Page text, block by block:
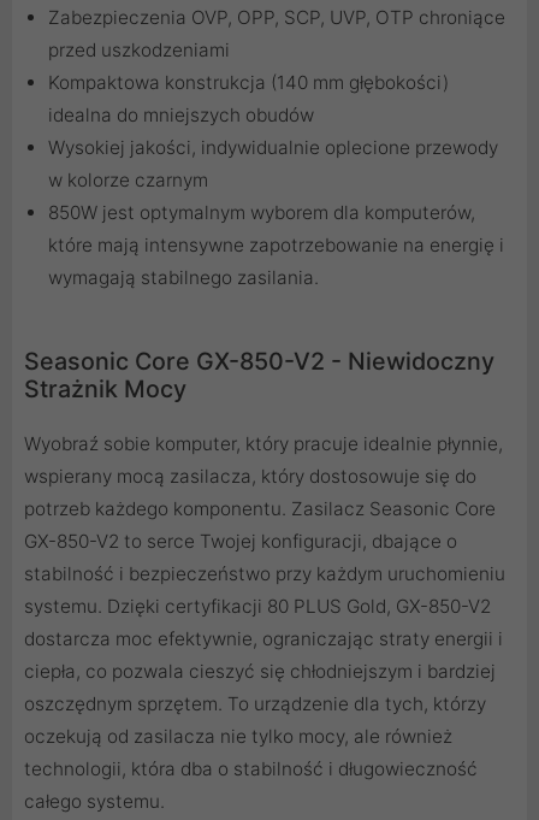
Zabezpieczenia OVP, OPP, SCP, UVP, OTP chroniące
przed uszkodzeniami
Kompaktowa konstrukcja (140 mm głębokości)
idealna do mniejszych obudów
Wysokiej jakości, indywidualnie oplecione przewody
w kolorze czarnym
850W jest optymalnym wyborem dla komputerów,
które mają intensywne zapotrzebowanie na energię i
wymagają stabilnego zasilania.
Seasonic Core GX-850-V2 - Niewidoczny
Strażnik Mocy
Wyobraź sobie komputer, który pracuje idealnie płynnie,
wspierany mocą zasilacza, który dostosowuje się do
potrzeb każdego komponentu. Zasilacz Seasonic Core
GX-850-V2 to serce Twojej konfiguracji, dbające o
stabilność i bezpieczeństwo przy każdym uruchomieniu
systemu. Dzięki certyfikacji 80 PLUS Gold, GX-850-V2
dostarcza moc efektywnie, ograniczając straty energii i
ciepła, co pozwala cieszyć się chłodniejszym i bardziej
oszczędnym sprzętem. To urządzenie dla tych, którzy
oczekują od zasilacza nie tylko mocy, ale również
technologii, która dba o stabilność i długowieczność
całego systemu.